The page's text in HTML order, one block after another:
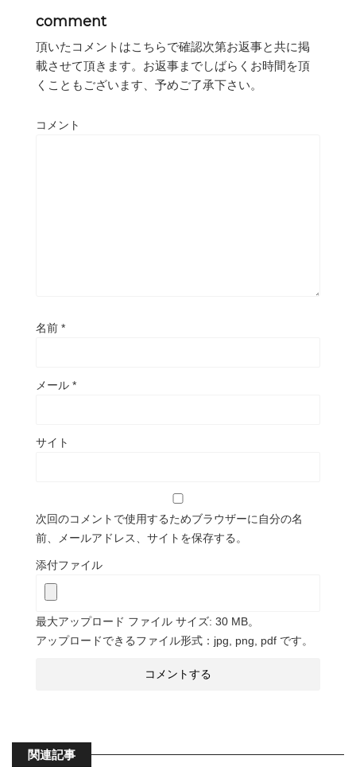
comment
頂いたコメントはこちらで確認次第お返事と共に掲
載させて頂きます。お返事までしばらくお時間を頂
くこともございます、予めご了承下さい。
コメント
名前 *
メール *
サイト
次回のコメントで使用するためブラウザーに自分の名
前、メールアドレス、サイトを保存する。
添付ファイル
最大アップロード ファイル サイズ: 30 MB。
アップロードできるファイル形式：jpg, png, pdf です。
関連記事